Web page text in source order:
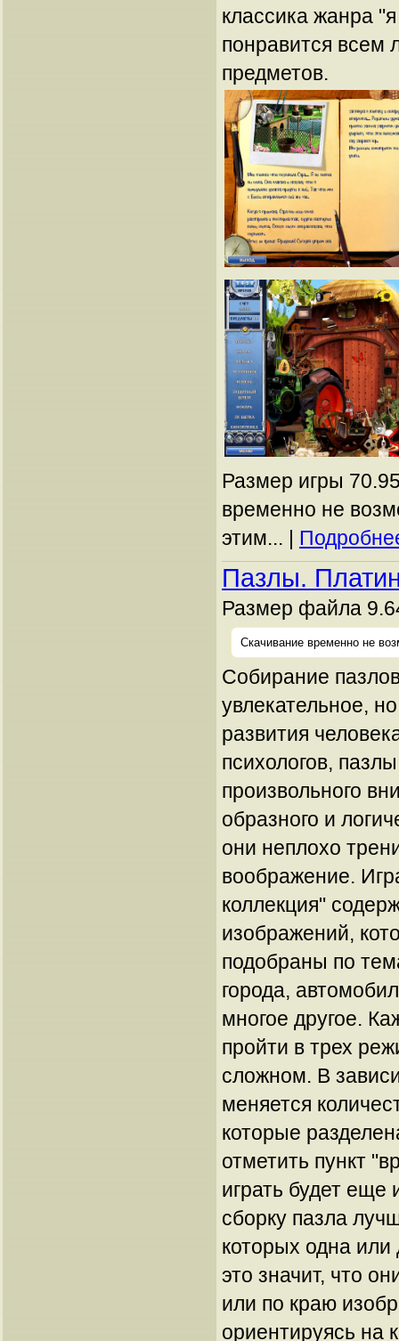
классика жанра
понравится всем
предметов.
Размер игры
временно не
этим... |
Пазлы.
Размер файла
Скачивание временно не
Собирание
увлекательное,
развития
психологов,
произвольного
образного и
они неплохо
воображение.
коллекция"
изображений,
подобраны по
города,
многое другое.
пройти в трех
сложном. В
меняется
которые
отметить пункт
играть будет еще
сборку пазла
которых одна
это значит, что
или по краю
ориентируясь на